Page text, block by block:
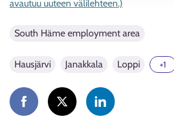
avautuu uuteen välilehteen.)
South Häme employment area
Hausjärvi Janakkala Loppi +1